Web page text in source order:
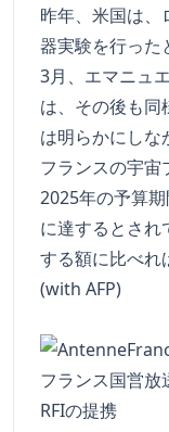
昨年、米国は、
器実験を行った
3月、エマニュ
は、その後も同
は明らかにしな
フランスの宇宙
2025年の予算期
に達するとされ
する額に比べれ
(with AFP)